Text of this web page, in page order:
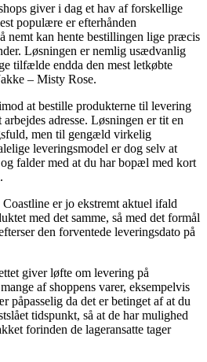
giver i dag et hav af forskellige
populære er efterhånden
nemt kan hente bestillingen lige præcis
Løsningen er nemlig usædvanlig
tilfælde endda den mest letkøbte
– Misty Rose.
at bestille produkterne til levering
adresse. Løsningen er tit en
men til gengæld virkelig
leveringsmodel er dog selv at
falder med at du har bopæl med kort
er jo ekstremt aktuel ifald
med det samme, så med det formål
den forventede leveringsdato på
giver løfte om levering på
af shoppens varer, eksempelvis
påpasselig da det er betinget af at du
tidspunkt, så at de har mulighed
forinden de lageransatte tager